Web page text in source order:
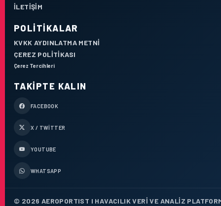
İLETIŞIM
POLITIKALAR
KVKK AYDINLATMA METNI
ÇEREZ POLITIKASI
Çerez Tercihleri
TAKIPTE KALIN
FACEBOOK
X / TWITTER
YOUTUBE
WHATSAPP
© 2026 AEROPORTIST I HAVACILIK VERI VE ANALIZ